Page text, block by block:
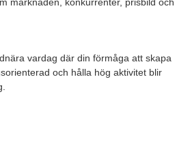
vardag där din förmåga att skapa
och hålla hög aktivitet blir